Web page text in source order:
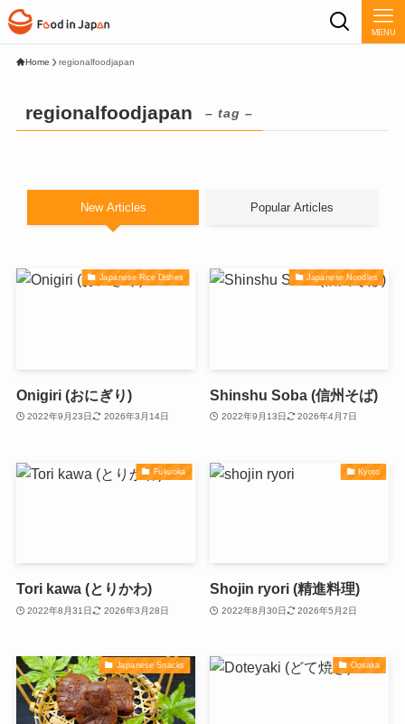
MENU
Home regionalfoodjapan
regionalfoodjapan – tag –
New Articles Popular Articles
Japanese Rice Dishes
Onigiri (おにぎり)
2022年9月23日 2026年3月14日
Japanese Noodles
Shinshu Soba (信州そば)
2022年9月13日 2026年4月7日
Fukuoka
Tori kawa (とりかわ)
2022年8月31日 2026年3月28日
Kyoto
Shojin ryori (精進料理)
2022年8月30日 2026年5月2日
Japanese Snacks Oosaka